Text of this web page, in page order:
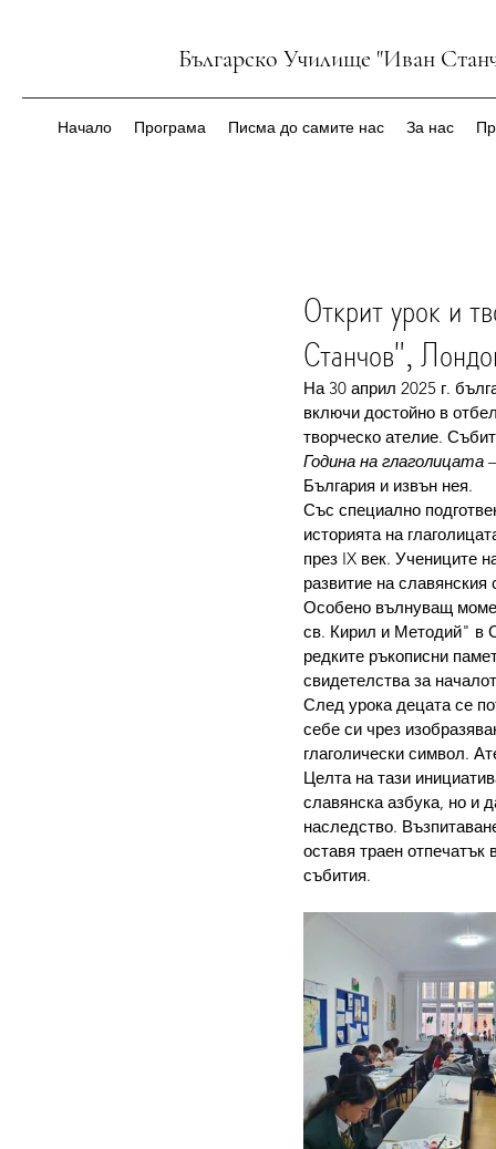
Българско Училище "Иван
Начало Програма Писма до самите нас За нас
Открит урок и
Станчов",
На 30 април 2025 г.
включи достойно в
творческо ателие.
Година на глаголицата
България и извън нея.
Със специално
историята на
през IX век. Учениците
развитие на славянския
Особено вълнуващ
св. Кирил и Методий" в
редките ръкописни
свидетелства за
След урока децата се
себе си чрез
глаголически символ.
Целта на тази
славянска азбука, но и
наследство.
оставя траен
събития.